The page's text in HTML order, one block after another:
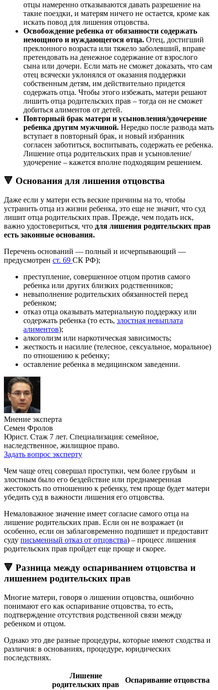
отцы намеренно отказываются давать разрешение на
такие поездки, и матерям ничего не остается, кроме как
искать повод для лишения отцовства.
Освобождение ребенка от обязанности содержать
немощного и нуждающегося отца. Отец, достигший
преклонного возраста или тяжело заболевший, вправе
претендовать на денежное содержание от взрослого
сына или дочери. Если мать не сможет доказать, что сам
отец всячески уклонялся от оказания поддержки
собственным детям, им действительно придется
содержать отца. Чтобы этого избежать, матери решают
лишить отца родительских прав – тогда он не сможет
добиться алиментов от детей.
Повторный брак матери и усыновления/удочерение
ребенка другим мужчиной. Нередко после развода мать
вступает в повторный брак, и новый избранник
согласен заботиться, воспитывать, содержать ее ребенка.
Лишение отца родительских прав и усыновление/
удочерение – кажется вполне подходящим решением.
🔻 Основания для лишения отцовства
Даже если у матери есть веские причины на то, чтобы
устранить отца из жизни ребенка, это еще не значит, что суд
лишит отца родительских прав. Прежде, чем подать иск,
важно удостовериться, что для лишения родительских прав
есть законные основания.
Перечень оснований — полный и исчерпывающий —
предусмотрен ст. 69 СК РФ);
преступление, совершенное отцом против самого
ребенка или других близких родственников;
невыполнение родительских обязанностей перед
ребенком;
отказ отца оказывать материальную поддержку или
содержать ребенка (то есть, злостная невыплата
алиментов);
алкоголизм или наркотическая зависимость;
жесткость и насилие (телесное, сексуальное, моральное)
по отношению к ребенку;
оставление ребенка в медицинском заведении.
Мнение эксперта
Семен Фролов
Юрист. Стаж 7 лет. Специализация: семейное,
наследственное, жилищное право.
Задать вопрос эксперту
Чем чаще отец совершал проступки, чем более грубым и
злостным было его бездействие или преднамеренная
жестокость по отношению к ребенку, тем проще будет матери
убедить суд в важности лишения его отцовства.
Немаловажное значение имеет согласие самого отца на
лишение родительских прав. Если он не возражает (и
особенно, если он заблаговременно подпишет и предоставит
суду письменный отказ от отцовства) – процесс лишения
родительских прав пройдет еще проще и скорее.
🔻 Разница между оспариванием отцовства и
лишением родительских прав
Многие матери, говоря о лишении отцовства, ошибочно
понимают его как оспаривание отцовства, то есть,
подтверждение отсутствия родственной связи между
ребенком и отцом.
Однако это две разные процедуры, которые имеют сходства и
различия: в основаниях, процедуре, юридических
последствиях.
Лишение
родительских прав
Оспаривание отцовства